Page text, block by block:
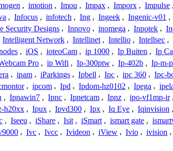
, imotion , Imou , Impax , Imporx , Impulse ,
, Infocus , infotech , Ing , Ingeek , Ingenic-v01 ,
Security Designs , Innovo , inomega , Inpotek ,
Intelligent Network , Intellinet , Intellio , Intellsec ,
, iOS , ioteoCam , ip 1000 , Ip Buiten , Ip
Pro , ip Wifi , Ip-300ptw , Ip-402b , Ip-m-
, ipam , iParkings , Ipbell , Ipc , ipc 360 , Ipc-
, ipcom , Ipd , Ipdom-hz0102 , Ipega ,
, Ipnawin7 , Ipnc , Ipnetcam , Ipnz , ipo-vf1mp-ir ,
h20xx , Ipux , Ipvd300 , Ipx , Iq Eye , Iqinvision ,
, Iseeu , iShare , Isit , iSmart , ismart gate ,
, Ivc , Ivcc , Ivideon , iView , Ivio , ivision ,